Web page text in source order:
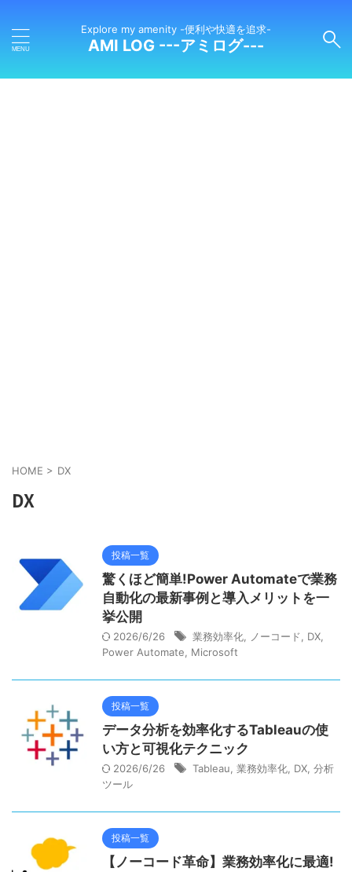
Explore my amenity -便利や快適を追求-
AMI LOG ---アミログ---
HOME > DX
DX
投稿一覧
驚くほど簡単!Power Automateで業務
自動化の最新事例と導入メリットを一
挙公開
2026/6/26 業務効率化 ノーコード DX
Power Automate
Microsoft
投稿一覧
データ分析を効率化するTableauの使
い方と可視化テクニック
2026/6/26 Tableau 業務効率化 DX 分析
ツール
投稿一覧
【ノーコード革命】業務効率化に最適!